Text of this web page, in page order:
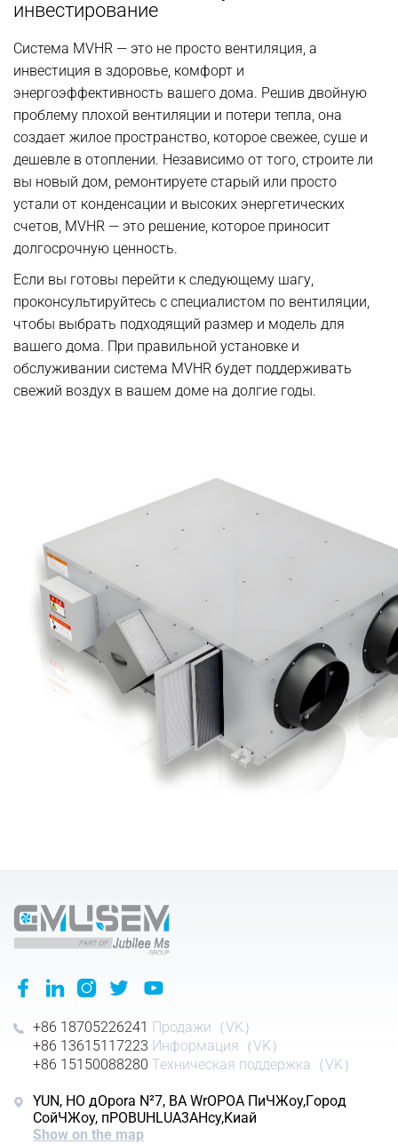
инвестирование
Система MVHR — это не просто вентиляция, а
инвестиция в здоровье, комфорт и
энергоэффективность вашего дома. Решив двойную
проблему плохой вентиляции и потери тепла, она
создает жилое пространство, которое свежее, суше и
дешевле в отоплении. Независимо от того, строите ли
вы новый дом, ремонтируете старый или просто
устали от конденсации и высоких энергетических
счетов, MVHR — это решение, которое приносит
долгосрочную ценность.
Если вы готовы перейти к следующему шагу,
проконсультируйтесь с специалистом по вентиляции,
чтобы выбрать подходящий размер и модель для
вашего дома. При правильной установке и
обслуживании система MVHR будет поддерживать
свежий воздух в вашем доме на долгие годы.
+86 18705226241 Продажи（VK）
+86 13615117223 Информация（VK）
+86 15150088280 Техническая поддержка（VK）
YUN, HO дOpora N²7, BA WrOPOA ΠиЧЖoy,Гopoд
CoйЧЖoy, пPOBUHLUA3AHcy,Kиaй
Show on the map